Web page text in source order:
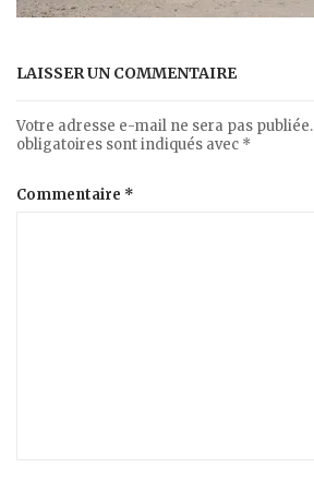
LAISSER UN COMMENTAIRE
Votre adresse e-mail ne sera pas publiée.
obligatoires sont indiqués avec *
Commentaire *